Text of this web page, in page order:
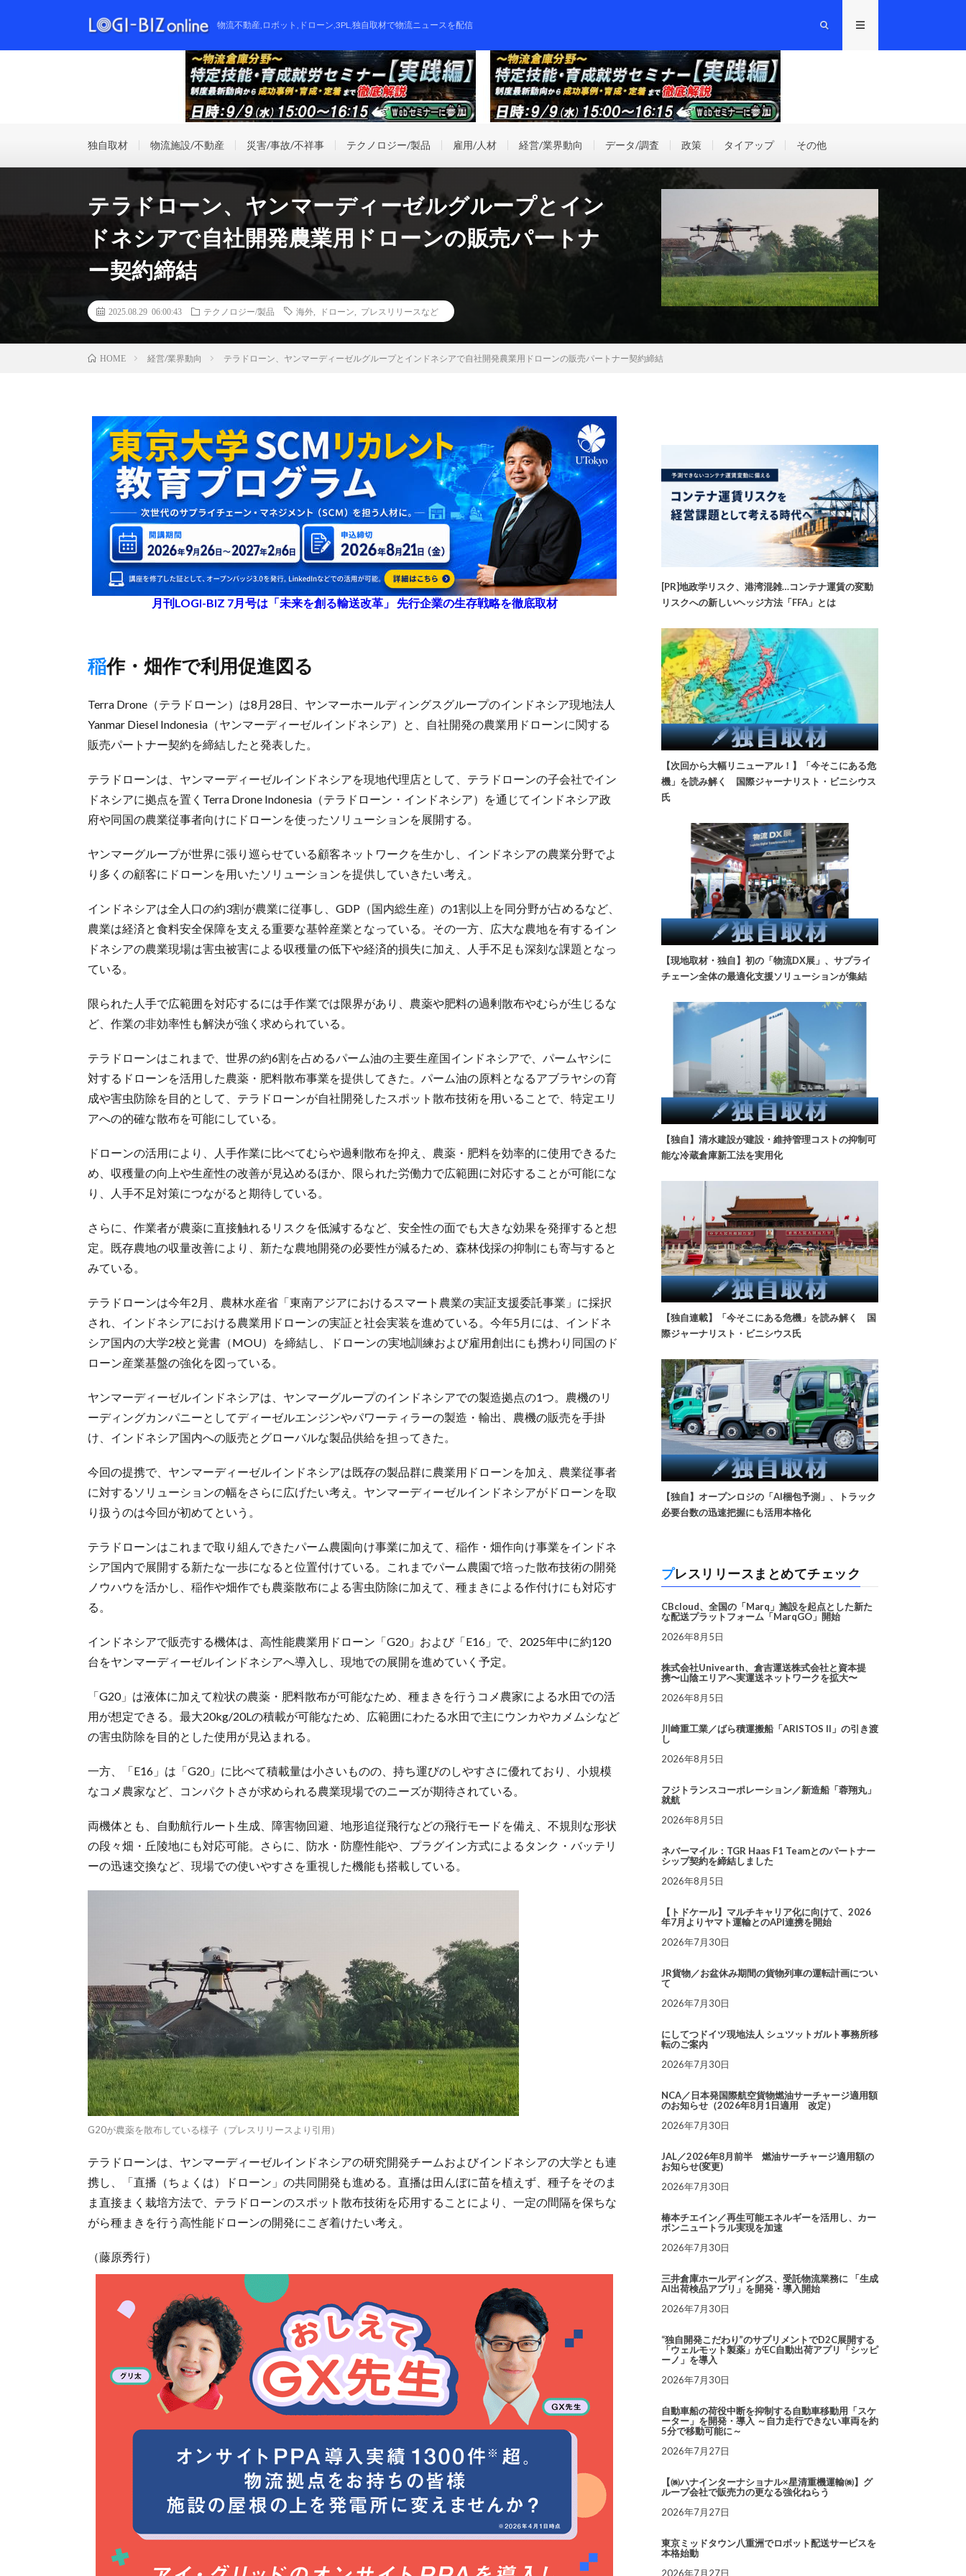
物流不動産,ロボット,ドローン,3PL,独自取材で物流ニュースを配信
独自取材 物流施設/不動産 災害/事故/不祥事 テクノロジー/製品 雇用/人材 経営/業界動向 データ/調査 政策 タイアップ その他
テラドローン、ヤンマーディーゼルグループとイン
ドネシアで自社開発農業用ドローンの販売パートナ
ー契約締結
2025.08.29 06:00:43 テクノロジー/製品 海外 ドローン プレスリリースなど
HOME 経営/業界動向 テラドローン、ヤンマーディーゼルグループとインドネシアで自社開発農業用ドローンの販売パートナー契約締結
月刊LOGI-BIZ 7月号は「未来を創る輸送改革」 先行企業の生存戦略を徹底取材
稲作・畑作で利用促進図る
Terra Drone（テラドローン）は8月28日、ヤンマーホールディングスグループのインドネシア現地法人
Yanmar Diesel Indonesia（ヤンマーディーゼルインドネシア）と、自社開発の農業用ドローンに関する
販売パートナー契約を締結したと発表した。
テラドローンは、ヤンマーディーゼルインドネシアを現地代理店として、テラドローンの子会社でイン
ドネシアに拠点を置くTerra Drone Indonesia（テラドローン・インドネシア）を通じてインドネシア政
府や同国の農業従事者向けにドローンを使ったソリューションを展開する。
ヤンマーグループが世界に張り巡らせている顧客ネットワークを生かし、インドネシアの農業分野でよ
り多くの顧客にドローンを用いたソリューションを提供していきたい考え。
インドネシアは全人口の約3割が農業に従事し、GDP（国内総生産）の1割以上を同分野が占めるなど、
農業は経済と食料安全保障を支える重要な基幹産業となっている。その一方、広大な農地を有するイン
ドネシアの農業現場は害虫被害による収穫量の低下や経済的損失に加え、人手不足も深刻な課題となっ
ている。
限られた人手で広範囲を対応するには手作業では限界があり、農薬や肥料の過剰散布やむらが生じるな
ど、作業の非効率性も解決が強く求められている。
テラドローンはこれまで、世界の約6割を占めるパーム油の主要生産国インドネシアで、パームヤシに
対するドローンを活用した農薬・肥料散布事業を提供してきた。パーム油の原料となるアブラヤシの育
成や害虫防除を目的として、テラドローンが自社開発したスポット散布技術を用いることで、特定エリ
アへの的確な散布を可能にしている。
ドローンの活用により、人手作業に比べてむらや過剰散布を抑え、農薬・肥料を効率的に使用できるた
め、収穫量の向上や生産性の改善が見込めるほか、限られた労働力で広範囲に対応することが可能にな
り、人手不足対策につながると期待している。
さらに、作業者が農薬に直接触れるリスクを低減するなど、安全性の面でも大きな効果を発揮すると想
定。既存農地の収量改善により、新たな農地開発の必要性が減るため、森林伐採の抑制にも寄与すると
みている。
テラドローンは今年2月、農林水産省「東南アジアにおけるスマート農業の実証支援委託事業」に採択
され、インドネシアにおける農業用ドローンの実証と社会実装を進めている。今年5月には、インドネ
シア国内の大学2校と覚書（MOU）を締結し、ドローンの実地訓練および雇用創出にも携わり同国のド
ローン産業基盤の強化を図っている。
ヤンマーディーゼルインドネシアは、ヤンマーグループのインドネシアでの製造拠点の1つ。農機のリ
ーディングカンパニーとしてディーゼルエンジンやパワーティラーの製造・輸出、農機の販売を手掛
け、インドネシア国内への販売とグローバルな製品供給を担ってきた。
今回の提携で、ヤンマーディーゼルインドネシアは既存の製品群に農業用ドローンを加え、農業従事者
に対するソリューションの幅をさらに広げたい考え。ヤンマーディーゼルインドネシアがドローンを取
り扱うのは今回が初めてという。
テラドローンはこれまで取り組んできたパーム農園向け事業に加えて、稲作・畑作向け事業をインドネ
シア国内で展開する新たな一歩になると位置付けている。これまでパーム農園で培った散布技術の開発
ノウハウを活かし、稲作や畑作でも農薬散布による害虫防除に加えて、種まきによる作付けにも対応す
る。
インドネシアで販売する機体は、高性能農業用ドローン「G20」および「E16」で、2025年中に約120
台をヤンマーディーゼルインドネシアへ導入し、現地での展開を進めていく予定。
「G20」は液体に加えて粒状の農薬・肥料散布が可能なため、種まきを行うコメ農家による水田での活
用が想定できる。最大20kg/20Lの積載が可能なため、広範囲にわたる水田で主にウンカやカメムシなど
の害虫防除を目的とした使用が見込まれる。
一方、「E16」は「G20」に比べて積載量は小さいものの、持ち運びのしやすさに優れており、小規模
なコメ農家など、コンパクトさが求められる農業現場でのニーズが期待されている。
両機体とも、自動航行ルート生成、障害物回避、地形追従飛行などの飛行モードを備え、不規則な形状
の段々畑・丘陵地にも対応可能。さらに、防水・防塵性能や、プラグイン方式によるタンク・バッテリ
ーの迅速交換など、現場での使いやすさを重視した機能も搭載している。
G20が農薬を散布している様子（プレスリリースより引用）
テラドローンは、ヤンマーディーゼルインドネシアの研究開発チームおよびインドネシアの大学とも連
携し、「直播（ちょくは）ドローン」の共同開発も進める。直播は田んぼに苗を植えず、種子をそのま
ま直接まく栽培方法で、テラドローンのスポット散布技術を応用することにより、一定の間隔を保ちな
がら種まきを行う高性能ドローンの開発にこぎ着けたい考え。
（藤原秀行）
[PR]地政学リスク、港湾混雑…コンテナ運賃の変動
リスクへの新しいヘッジ方法「FFA」とは
【次回から大幅リニューアル！】「今そこにある危
機」を読み解く 国際ジャーナリスト・ビニシウス
氏
【現地取材・独自】初の「物流DX展」、サプライ
チェーン全体の最適化支援ソリューションが集結
【独自】清水建設が建設・維持管理コストの抑制可
能な冷蔵倉庫新工法を実用化
【独自連載】「今そこにある危機」を読み解く 国
際ジャーナリスト・ビニシウス氏
【独自】オープンロジの「AI梱包予測」、トラック
必要台数の迅速把握にも活用本格化
プレスリリースまとめてチェック
CBcloud、全国の「Marq」施設を起点とした新た
な配送プラットフォーム「MarqGO」開始
2026年8月5日
株式会社Univearth、倉吉運送株式会社と資本提
携〜山陰エリアへ実運送ネットワークを拡大〜
2026年8月5日
川崎重工業／ばら積運搬船「ARISTOS II」の引き渡
し
2026年8月5日
フジトランスコーポレーション／新造船「蓉翔丸」
就航
2026年8月5日
ネバーマイル：TGR Haas F1 Teamとのパートナー
シップ契約を締結しました
2026年8月5日
【トドケール】マルチキャリア化に向けて、2026
年7月よりヤマト運輸とのAPI連携を開始
2026年7月30日
JR貨物／お盆休み期間の貨物列車の運転計画につい
て
2026年7月30日
にしてつドイツ現地法人 シュツットガルト事務所移
転のご案内
2026年7月30日
NCA／日本発国際航空貨物燃油サーチャージ適用額
のお知らせ（2026年8月1日適用 改定）
2026年7月30日
JAL／2026年8月前半 燃油サーチャージ適用額の
お知らせ(変更)
2026年7月30日
椿本チエイン／再生可能エネルギーを活用し、カー
ボンニュートラル実現を加速
2026年7月30日
三井倉庫ホールディングス、受託物流業務に 「生成
AI出荷検品アプリ」を開発・導入開始
2026年7月30日
“独自開発こだわり”のサプリメントでD2C展開する
「ウェルモット製薬」がEC自動出荷アプリ「シッピ
ーノ」を導入
2026年7月30日
自動車船の荷役中断を抑制する自動車移動用「スケ
ーター」を開発・導入 ～自力走行できない車両を約
5分で移動可能に～
2026年7月27日
【㈱ハナインターナショナル×星清重機運輸㈱】グ
ループ会社で販売力の更なる強化ねらう
2026年7月27日
東京ミッドタウン八重洲でロボット配送サービスを
本格始動
2026年7月27日